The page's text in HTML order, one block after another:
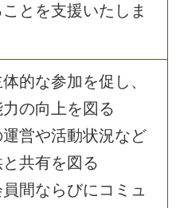
とを支援いたしま
的な参加を促し、
の向上を図る
運営や活動状況など
共有を図る
員間ならびにコミュ